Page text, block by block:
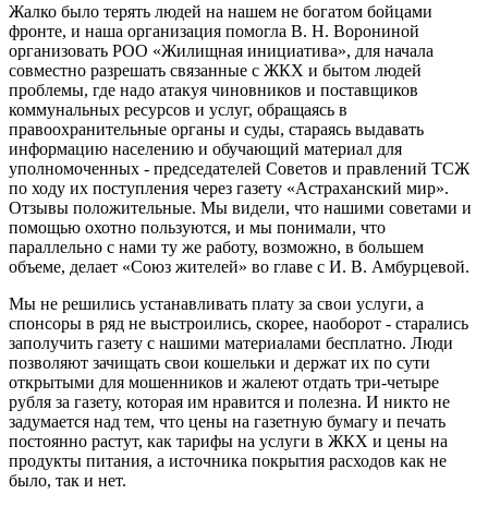
Жалко было терять людей на нашем не богатом бойцами
фронте, и наша организация помогла В. Н. Ворониной
организовать РОО «Жилищная инициатива», для начала
совместно разрешать связанные с ЖКХ и бытом людей
проблемы, где надо атакуя чиновников и поставщиков
коммунальных ресурсов и услуг, обращаясь в
правоохранительные органы и суды, стараясь выдавать
информацию населению и обучающий материал для
уполномоченных - председателей Советов и правлений ТСЖ
по ходу их поступления через газету «Астраханский мир».
Отзывы положительные. Мы видели, что нашими советами и
помощью охотно пользуются, и мы понимали, что
параллельно с нами ту же работу, возможно, в большем
объеме, делает «Союз жителей» во главе с И. В. Амбурцевой.
Мы не решились устанавливать плату за свои услуги, а
спонсоры в ряд не выстроились, скорее, наоборот - старались
заполучить газету с нашими материалами бесплатно. Люди
позволяют зачищать свои кошельки и держат их по сути
открытыми для мошенников и жалеют отдать три-четыре
рубля за газету, которая им нравится и полезна. И никто не
задумается над тем, что цены на газетную бумагу и печать
постоянно растут, как тарифы на услуги в ЖКХ и цены на
продукты питания, а источника покрытия расходов как не
было, так и нет.